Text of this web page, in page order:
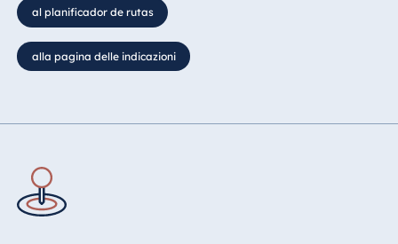
al planificador de rutas
alla pagina delle indicazioni